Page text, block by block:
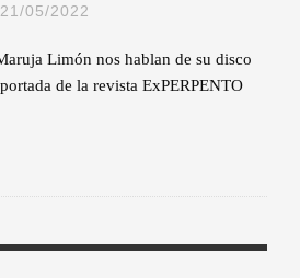
21/05/2022
Limón nos hablan de su disco
de la revista ExPERPENTO